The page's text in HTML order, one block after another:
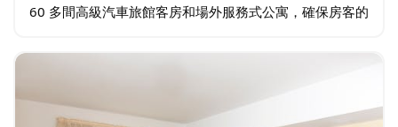
60 多間高級汽車旅館客房和場外服務式公寓，確保房客的